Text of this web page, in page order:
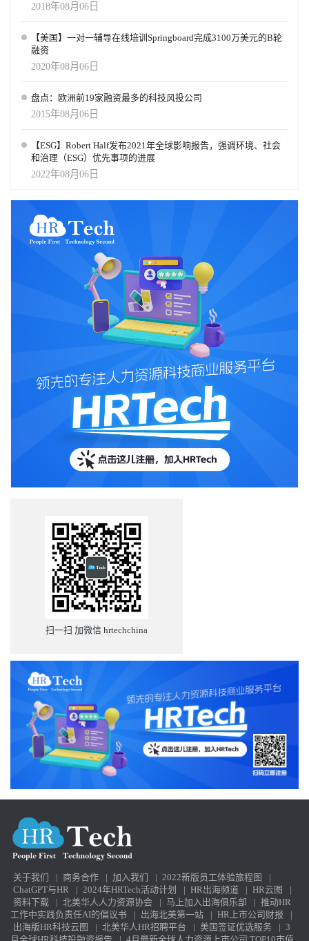
2018年08月06日
【美国】一对一辅导在线培训Springboard完成3100万美元的B轮
融资
2020年08月06日
盘点：欧洲前19家融资最多的科技风投公司
2015年08月06日
【ESG】Robert Half发布2021年全球影响报告，强调环境、社会
和治理（ESG）优先事项的进展
2022年08月06日
扫一扫 加微信 hrtechchina
关于我们 | 商务合作 | 加入我们 | 2022新版员工体验旅程图
|
ChatGPT与HR
| 2024年HRTech活动计划 | HR出海频道 | HR云图
|
资料下载
| 北美华人人力资源协会 | 马上加入出海俱乐部 | 推动HR
工作中实践负责任AI的倡议书
| 出海北美第一站 | HR上市公司财报
|
出海版HR科技云图
| 北美华人HR招聘平台 | 美国签证优选服务 | 3